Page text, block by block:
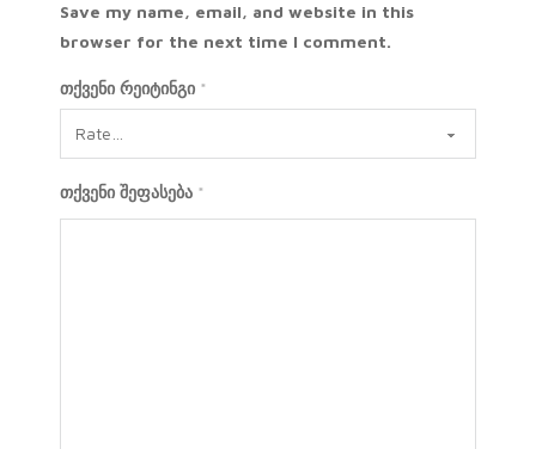
Save my name, email, and website in this
browser for the next time I comment.
თქვენი რეიტინგი *
თქვენი შეფასება *